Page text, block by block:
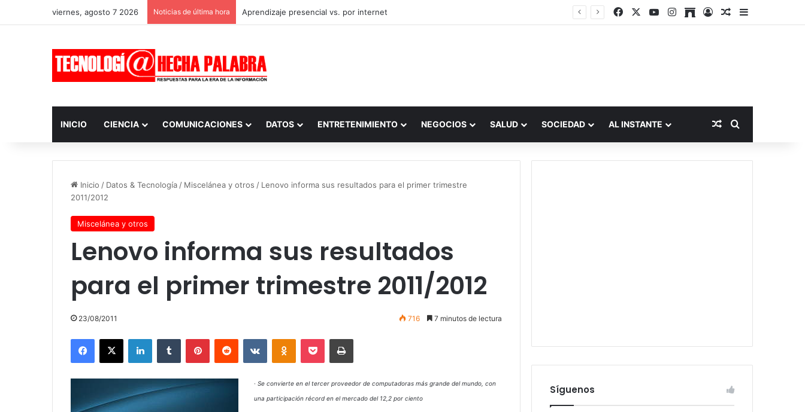
viernes, agosto 7 2026 Noticias de última hora Aprendizaje presencial vs. por internet FacebookYouTubeInstagram
ArchiveAccesoPublicación al
Barra lateral
INICIO CIENCIA COMUNICACIONES DATOS ENTRETENIMIENTO NEGOCIOS SALUD SOCIEDAD AL INSTANTE Publicación al
Buscar por
Inicio / Datos & Tecnología / Miscelánea y otros / Lenovo informa sus resultados para el primer trimestre
2011/2012
Miscelánea y otros
Lenovo informa sus resultados
para el primer trimestre 2011/2012
23/08/2011 716 7 minutos de lectura
Facebook
X LinkedInTumblr PinterestReddit VKontakteOdnoklassniki
Pocket Imprimir
· Se convierte en el tercer proveedor de computadoras más grande del mundo, con
una participación récord en el mercado del 12,2 por ciento
Síguenos